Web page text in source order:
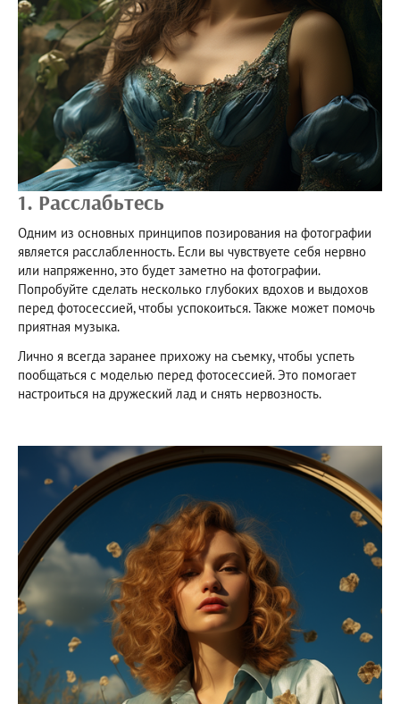
1. Расслабьтесь
Одним из основных принципов позирования на фотографии
является расслабленность. Если вы чувствуете себя нервно
или напряженно, это будет заметно на фотографии.
Попробуйте сделать несколько глубоких вдохов и выдохов
перед фотосессией, чтобы успокоиться. Также может помочь
приятная музыка.
Лично я всегда заранее прихожу на съемку, чтобы успеть
пообщаться с моделью перед фотосессией. Это помогает
настроиться на дружеский лад и снять нервозность.